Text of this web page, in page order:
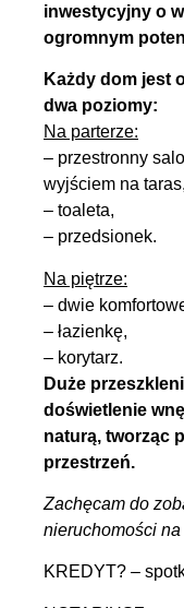
inwestycyjny o
ogromnym
Każdy dom jest
dwa poziomy:
Na parterze:
– przestronny
wyjściem na taras,
– toaleta,
– przedsionek.
Na piętrze:
– dwie
– łazienkę,
– korytarz.
Duże
doświetlenie
naturą, tworząc
przestrzeń.
Zachęcam do
nieruchomości na
KREDYT? –